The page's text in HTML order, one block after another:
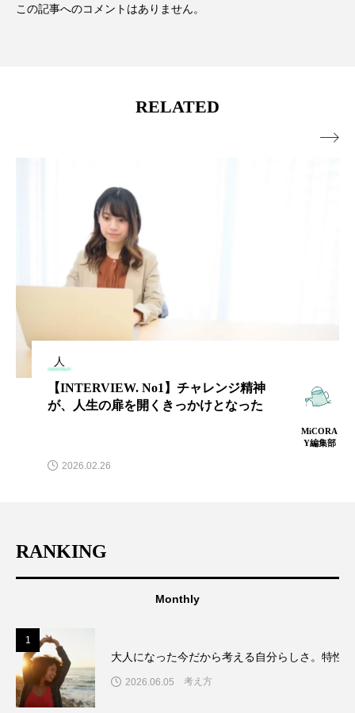
この記事へのコメントはありません。
RELATED
人
【INTERVIEW. No1】チャレンジ精神
が、人生の扉を開くきっかけとなった
MiCORA
Y編集部
2026.02.26

RANKING
Monthly
1
大人になった今だから考える自分らしさ。特性
2026.06.05 考え方